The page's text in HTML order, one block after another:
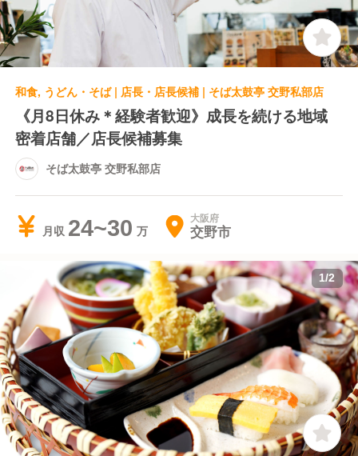
和食, うどん・そば | 店長・店長候補 | そば太鼓亭 交野私部店
《月8日休み＊経験者歓迎》成長を続ける地域
密着店舗／店長候補募集
そば太鼓亭 交野私部店
月収 24~30 大阪府
交野市
1/2